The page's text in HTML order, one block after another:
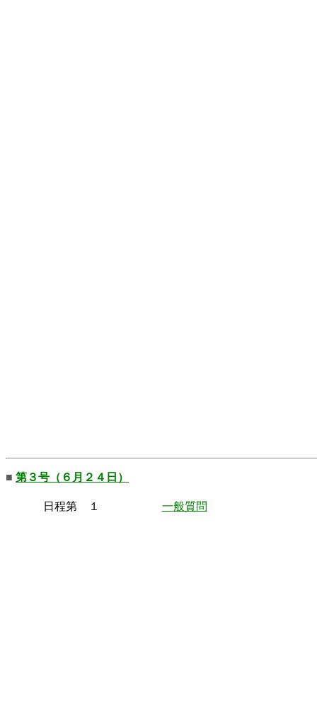
■ 第３号（６月２４日）
日程第 １ 一般質問